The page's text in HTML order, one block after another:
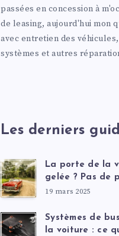
passées en concession à
de leasing, aujourd'hui mon
avec entretien des
systèmes et autres
Les derniers
La porte de la
gelée ? Pas de
19 mars 2025
Systèmes de
la voiture : ce